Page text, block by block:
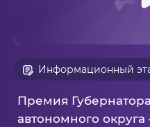
Информационный
Премия
автономного